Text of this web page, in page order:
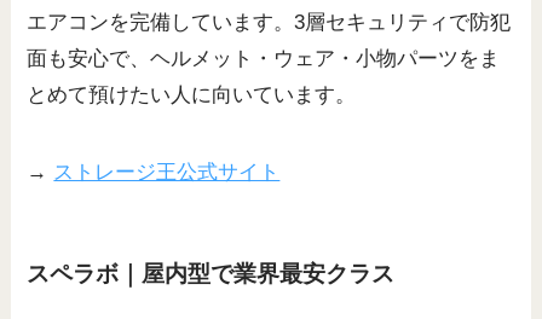
エアコンを完備しています。3層セキュリティで防犯
面も安心で、ヘルメット・ウェア・小物パーツをま
とめて預けたい人に向いています。
→ ストレージ王公式サイト
スペラボ｜屋内型で業界最安クラス